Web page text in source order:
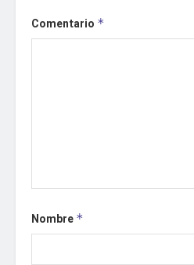
Comentario *
Nombre *